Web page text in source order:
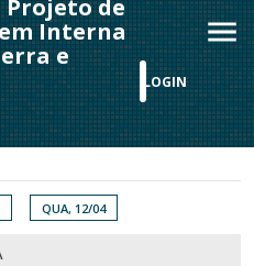
Projeto de
Interna
e
LOGIN
QUA, 12/04